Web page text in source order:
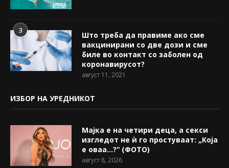
3
Што треба да правиме ако сме
вакцинирани со две дози и сме
биле во контакт со заболен од
коронавирусот?
август 11, 2021
ИЗБОР НА УРЕДНИКОТ
Мајка е на четири деца, а секси
изгледот не ѝ го простуваат: „Која
е оваа…?“ (ФОТО)
август 8, 2026